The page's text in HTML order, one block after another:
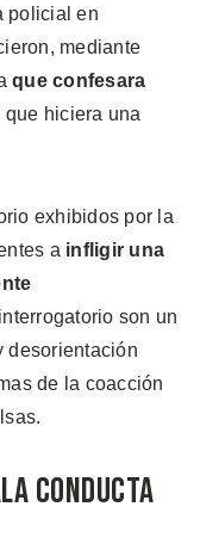
policial en
mediante
que confesara
que hiciera una
exhibidos por la
a infligir una
son un
desorientación
de la coacción
Conducta